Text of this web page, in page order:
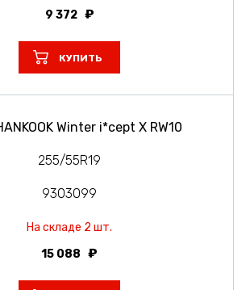
9 372
КУПИТЬ
Winter i*cept X RW10
255/55R19
9303099
На складе 2 шт.
15 088